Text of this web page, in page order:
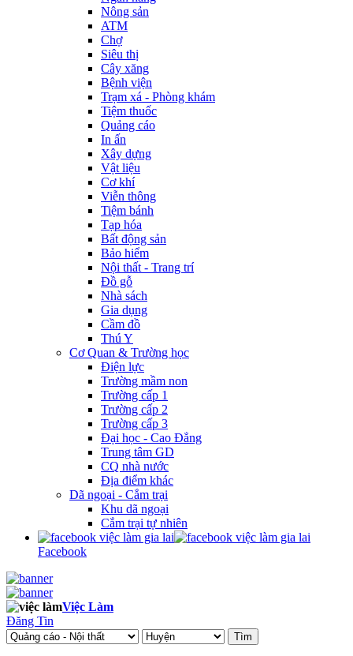
Nông sản
ATM
Chợ
Siêu thị
Cây xăng
Bệnh viện
Trạm xá - Phòng khám
Tiệm thuốc
Quảng cáo
In ấn
Xây dựng
Vật liệu
Cơ khí
Viễn thông
Tiệm bánh
Tạp hóa
Bất động sản
Bảo hiểm
Nội thất - Trang trí
Đồ gỗ
Nhà sách
Gia dụng
Cầm đồ
Thú Y
Cơ Quan & Trường học
Điện lực
Trường mầm non
Trường cấp 1
Trường cấp 2
Trường cấp 3
Đại học - Cao Đẳng
Trung tâm GD
CQ nhà nước
Địa điểm khác
Dã ngoại - Cắm trại
Khu dã ngoại
Cắm trại tự nhiên
Facebook
Việc Làm
Đăng Tin
Tìm